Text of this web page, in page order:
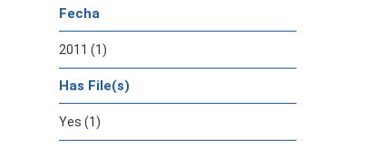
Fecha
2011 (1)
Has File(s)
Yes (1)